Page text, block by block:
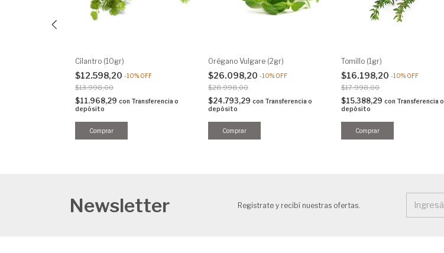
Cilantro (10gr)
$12.598,20 -10% OFF
$13.998,00
$11.968,29 con Transferencia o
depósito
Orégano Vulgare (2gr)
$26.098,20 -10% OFF
$28.998,00
$24.793,29 con Transferencia o
depósito
Tomillo (1gr)
$16.198,20 -10% OFF
$17.998,00
$15.388,29 con Transferencia o
depósito
Newsletter Registrate y recibí nuestras ofertas.